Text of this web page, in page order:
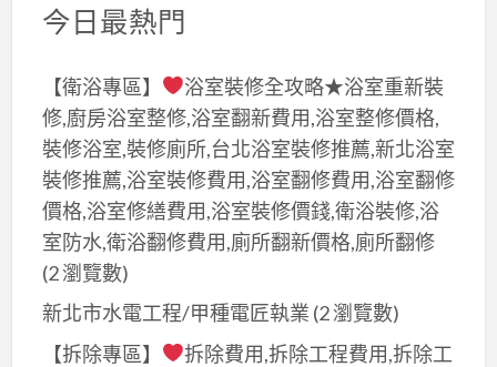
今日最熱門
【衛浴專區】
浴室裝修全攻略★浴室重新裝
修,廚房浴室整修,浴室翻新費用,浴室整修價格,
裝修浴室,裝修廁所,台北浴室裝修推薦,新北浴室
裝修推薦,浴室裝修費用,浴室翻修費用,浴室翻修
價格,浴室修繕費用,浴室裝修價錢,衛浴裝修,浴
室防水,衛浴翻修費用,廁所翻新價格,廁所翻修
(2 瀏覽數)
新北市水電工程/甲種電匠執業 (2 瀏覽數)
【拆除專區】
拆除費用,拆除工程費用,拆除工